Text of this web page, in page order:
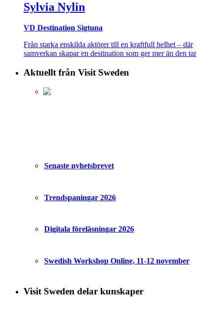
Sylvia Nylin
VD Destination Sigtuna
Från starka enskilda aktörer till en kraftfull helhet – där
samverkan skapar en destination som ger mer än den tar
Aktuellt från Visit Sweden
Senaste nyhetsbrevet
Trendspaningar 2026
Digitala föreläsningar 2026
Swedish Workshop Online, 11-12 november
Visit Sweden delar kunskaper